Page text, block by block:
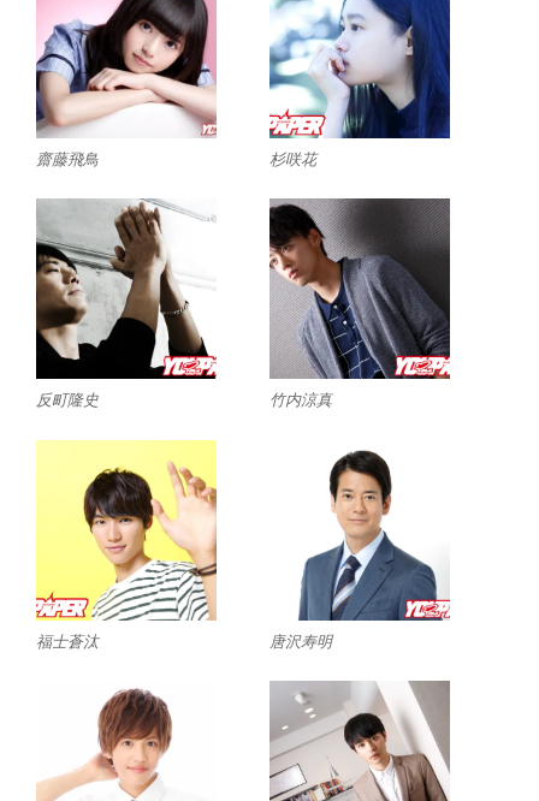
齋藤飛鳥 杉咲花
反町隆史 竹内涼真
福士蒼汰 唐沢寿明